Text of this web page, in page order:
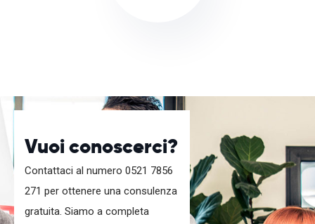
Vuoi conoscerci?
Contattaci al numero 0521 7856
271 per ottenere una consulenza
gratuita. Siamo a completa